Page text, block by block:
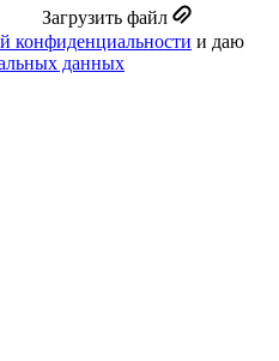
Загрузить файл
конфиденциальности и даю
данных